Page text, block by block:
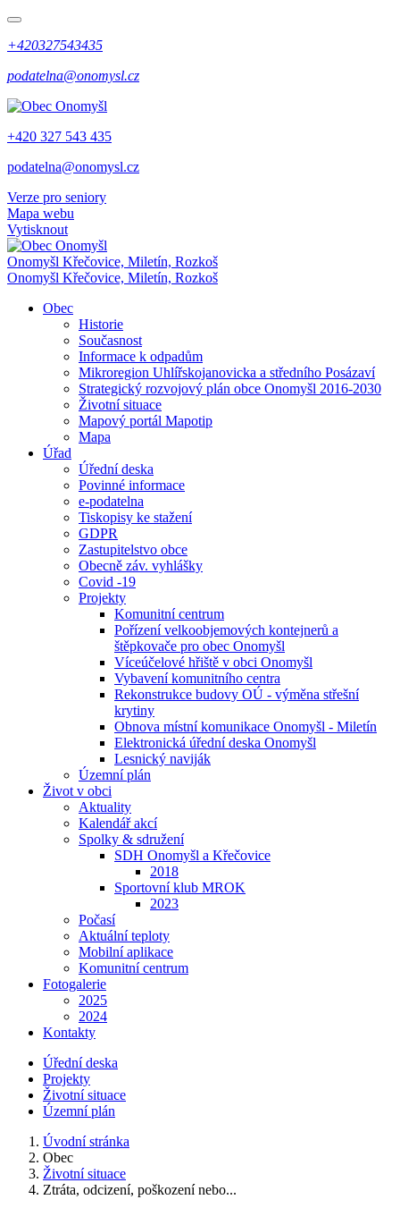
+420327543435
podatelna@onomysl.cz
+420 327 543 435
podatelna@onomysl.cz
Verze pro seniory
Mapa webu
Vytisknout
Onomyšl Křečovice, Miletín, Rozkoš
Onomyšl Křečovice, Miletín, Rozkoš
Obec
Historie
Současnost
Informace k odpadům
Mikroregion Uhlířskojanovicka a středního Posázaví
Strategický rozvojový plán obce Onomyšl 2016-2030
Životní situace
Mapový portál Mapotip
Mapa
Úřad
Úřední deska
Povinné informace
e-podatelna
Tiskopisy ke stažení
GDPR
Zastupitelstvo obce
Obecně záv. vyhlášky
Covid -19
Projekty
Komunitní centrum
Pořízení velkoobjemových kontejnerů a
štěpkovače pro obec Onomyšl
Víceúčelové hřiště v obci Onomyšl
Vybavení komunitního centra
Rekonstrukce budovy OÚ - výměna střešní
krytiny
Obnova místní komunikace Onomyšl - Miletín
Elektronická úřední deska Onomyšl
Lesnický naviják
Územní plán
Život v obci
Aktuality
Kalendář akcí
Spolky & sdružení
SDH Onomyšl a Křečovice
2018
Sportovní klub MROK
2023
Počasí
Aktuální teploty
Mobilní aplikace
Komunitní centrum
Fotogalerie
2025
2024
Kontakty
Úřední deska
Projekty
Životní situace
Územní plán
Úvodní stránka
Obec
Životní situace
Ztráta, odcizení, poškození nebo...